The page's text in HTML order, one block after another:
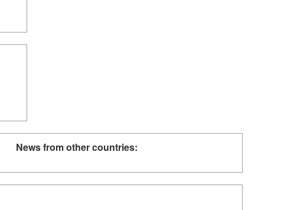
News from other countries: